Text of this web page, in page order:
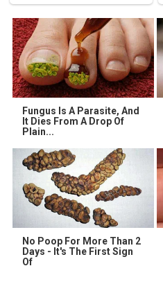
Fungus Is A Parasite, And
It Dies From A Drop Of
Plain...
No Poop For More Than 2
Days - It's The First Sign
Of